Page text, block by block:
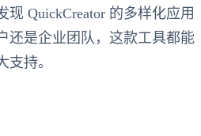
QuickCreator 的多样化应用
还是企业团队，这款工具都能
支持。